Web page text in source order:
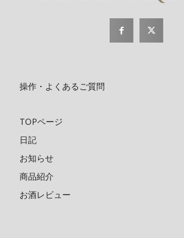
操作・よくあるご質問
TOPページ
日記
お知らせ
商品紹介
お酒レビュー